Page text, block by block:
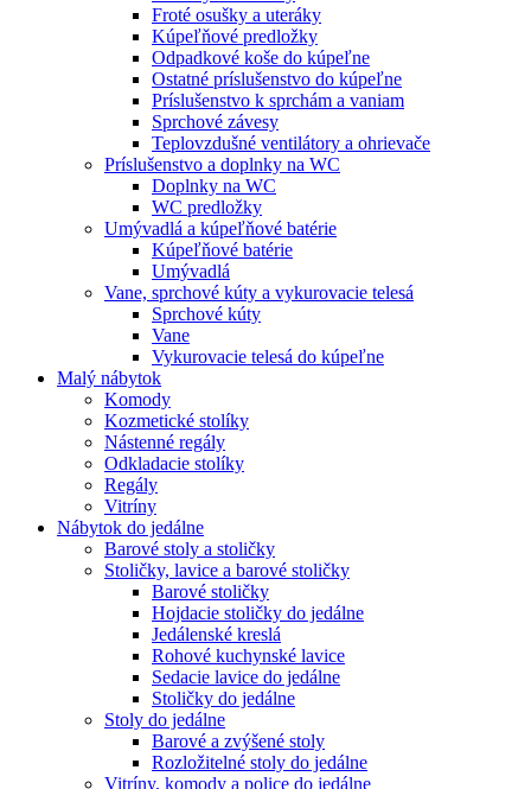
Froté osušky a uteráky
Kúpeľňové predložky
Odpadkové koše do kúpeľne
Ostatné príslušenstvo do kúpeľne
Príslušenstvo k sprchám a vaniam
Sprchové závesy
Teplovzdušné ventilátory a ohrievače
Príslušenstvo a doplnky na WC
Doplnky na WC
WC predložky
Umývadlá a kúpeľňové batérie
Kúpeľňové batérie
Umývadlá
Vane, sprchové kúty a vykurovacie telesá
Sprchové kúty
Vane
Vykurovacie telesá do kúpeľne
Malý nábytok
Komody
Kozmetické stolíky
Nástenné regály
Odkladacie stolíky
Regály
Vitríny
Nábytok do jedálne
Barové stoly a stoličky
Stoličky, lavice a barové stoličky
Barové stoličky
Hojdacie stoličky do jedálne
Jedálenské kreslá
Rohové kuchynské lavice
Sedacie lavice do jedálne
Stoličky do jedálne
Stoly do jedálne
Barové a zvýšené stoly
Rozložitelné stoly do jedálne
Vitríny, komody a police do jedálne